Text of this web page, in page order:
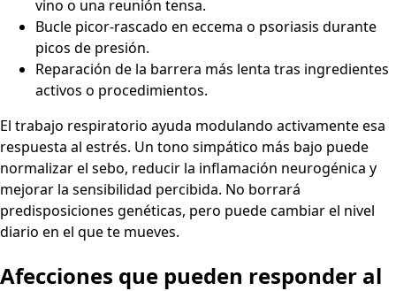
vino o una reunión tensa.
Bucle picor‑rascado en eccema o psoriasis durante
picos de presión.
Reparación de la barrera más lenta tras ingredientes
activos o procedimientos.
El trabajo respiratorio ayuda modulando activamente esa
respuesta al estrés. Un tono simpático más bajo puede
normalizar el sebo, reducir la inflamación neurogénica y
mejorar la sensibilidad percibida. No borrará
predisposiciones genéticas, pero puede cambiar el nivel
diario en el que te mueves.
Afecciones que pueden responder al